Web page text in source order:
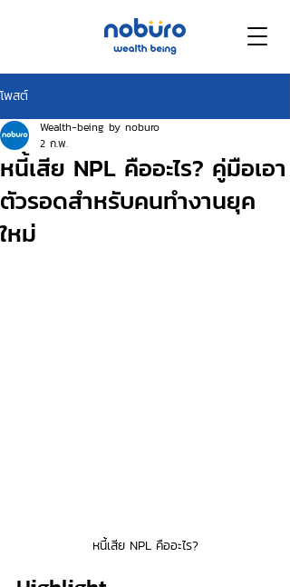
โพสต์
หนี้เสีย NPL คืออะไร? คู่มือเอา
ตัวรอดสำหรับคนทำงานยุค
ใหม่
Wealth-being by noburo
2 ก.พ.
หนี้เสีย NPL คืออะไร?